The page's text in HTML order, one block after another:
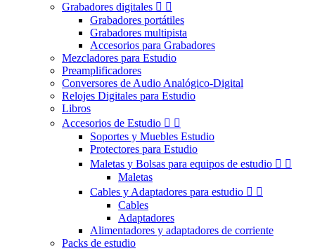
Grabadores digitales  
Grabadores portátiles
Grabadores multipista
Accesorios para Grabadores
Mezcladores para Estudio
Preamplificadores
Conversores de Audio Analógico-Digital
Relojes Digitales para Estudio
Libros
Accesorios de Estudio  
Soportes y Muebles Estudio
Protectores para Estudio
Maletas y Bolsas para equipos de estudio  
Maletas
Cables y Adaptadores para estudio  
Cables
Adaptadores
Alimentadores y adaptadores de corriente
Packs de estudio